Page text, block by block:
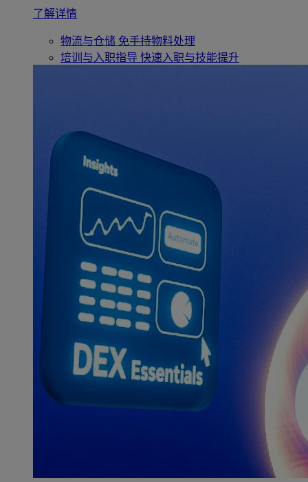
了解详情
物流与仓储 免手持物料处理
培训与入职指导 快速入职与技能提升